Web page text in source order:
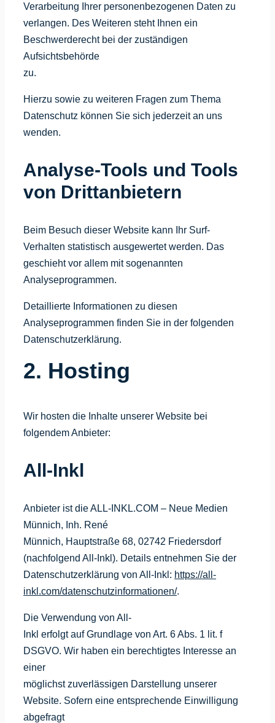
Verarbeitung Ihrer personenbezogenen Daten zu
verlangen. Des Weiteren steht Ihnen ein
Beschwerderecht bei der zuständigen
Aufsichtsbehörde
zu.
Hierzu sowie zu weiteren Fragen zum Thema
Datenschutz können Sie sich jederzeit an uns
wenden.
Analyse-Tools und Tools
von Dritt­anbietern
Beim Besuch dieser Website kann Ihr Surf-
Verhalten statistisch ausgewertet werden. Das
geschieht vor allem mit sogenannten
Analyseprogrammen.
Detaillierte Informationen zu diesen
Analyseprogrammen finden Sie in der folgenden
Datenschutzerklärung.
2. Hosting
Wir hosten die Inhalte unserer Website bei
folgendem Anbieter:
All-Inkl
Anbieter ist die ALL-INKL.COM – Neue Medien
Münnich, Inh. René
Münnich, Hauptstraße 68, 02742 Friedersdorf
(nachfolgend All-Inkl). Details entnehmen Sie der
Datenschutzerklärung von All-Inkl: https://all-
inkl.com/datenschutzinformationen/.
Die Verwendung von All-
Inkl erfolgt auf Grundlage von Art. 6 Abs. 1 lit. f
DSGVO. Wir haben ein berechtigtes Interesse an
einer
möglichst zuverlässigen Darstellung unserer
Website. Sofern eine entsprechende Einwilligung
abgefragt